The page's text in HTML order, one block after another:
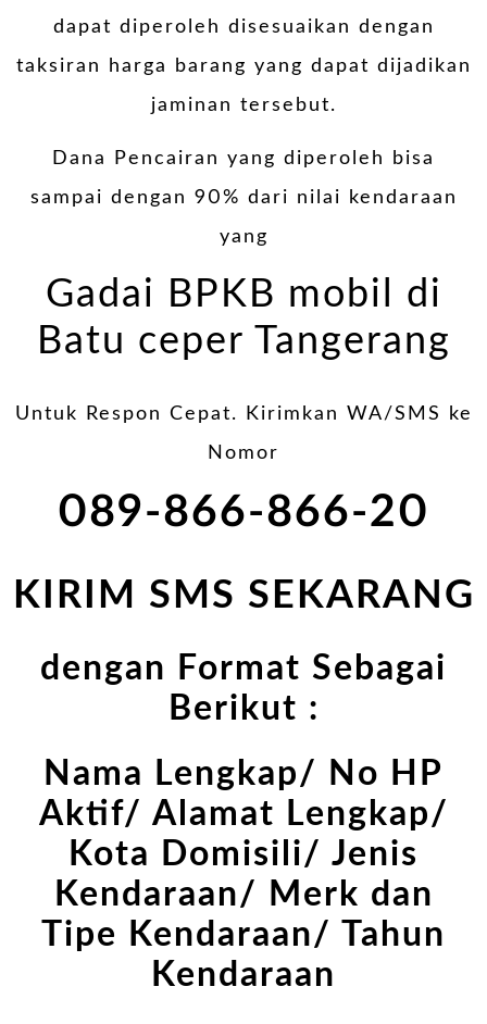
dapat diperoleh disesuaikan dengan
taksiran harga barang yang dapat dijadikan
jaminan tersebut.
Dana Pencairan yang diperoleh bisa
sampai dengan 90% dari nilai kendaraan
yang
Gadai BPKB mobil di
Batu ceper Tangerang
Untuk Respon Cepat. Kirimkan WA/SMS ke
Nomor
089-866-866-20
KIRIM SMS SEKARANG
dengan Format Sebagai
Berikut :
Nama Lengkap/ No HP
Aktif/ Alamat Lengkap/
Kota Domisili/ Jenis
Kendaraan/ Merk dan
Tipe Kendaraan/ Tahun
Kendaraan